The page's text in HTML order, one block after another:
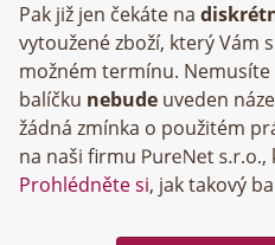
Pak již jen čekáte na
vytoužené zboží, který Vám
možném termínu. Nemusíte
balíčku nebude uveden
žádná zmínka o použitém
na naši firmu
,
Prohlédněte si, jak takový